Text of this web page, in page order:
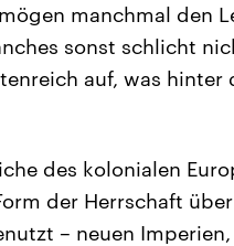
manchmal den
sonst schlicht
auf, was hinter
des kolonialen
der Herrschaft
– neuen